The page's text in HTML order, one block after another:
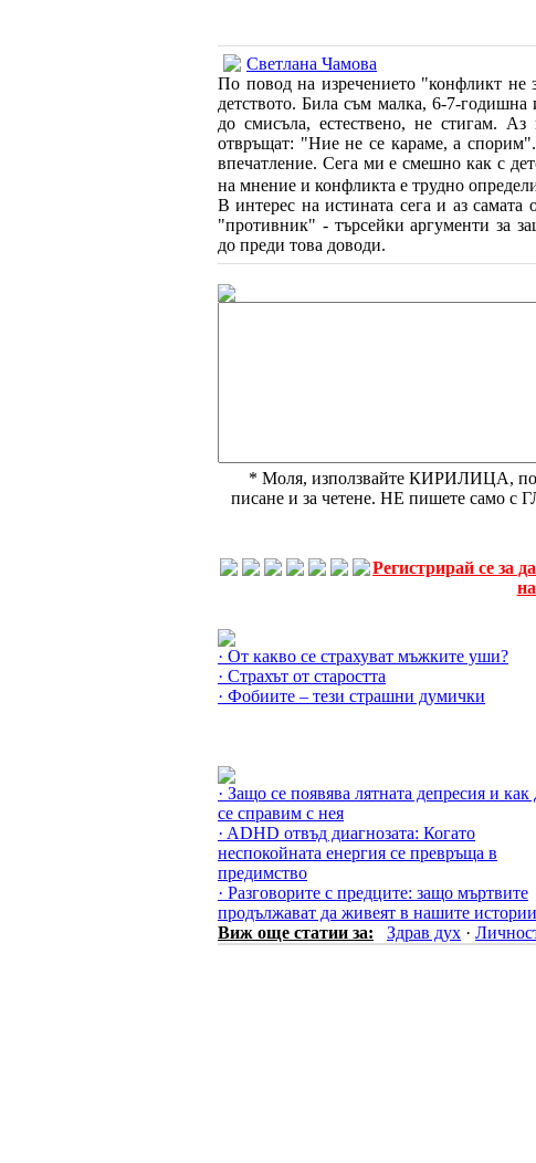
Светлана Чамова
По повод на изречението "конфликт
детството. Била съм малка, 6-7-
до смисъла, естествено, не стигам.
отвръщат: "Ние не се караме, а
впечатление. Сега ми е смешно как с
на мнение и конфликта е трудно
В интерес на истината сега и аз
"противник" - търсейки аргументи за
до преди това доводи.
* Моля, използвайте КИРИЛИЦА, по
писане и за четене. НЕ пишете само с
Регистрирай се за
· От какво се страхуват мъжките уши?
· Страхът от старостта
· Фобиите – тези страшни думички
· Защо се появява лятната депресия и как
се справим с нея
· ADHD отвъд диагнозата: Когато
неспокойната енергия се превръща в
предимство
· Разговорите с предците: защо мъртвите
продължават да живеят в нашите истории
Виж още статии за:
Здрав дух ·